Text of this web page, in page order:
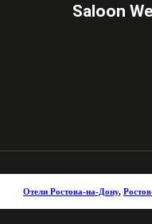
Saloon
Отели Ростова-на-Дону,